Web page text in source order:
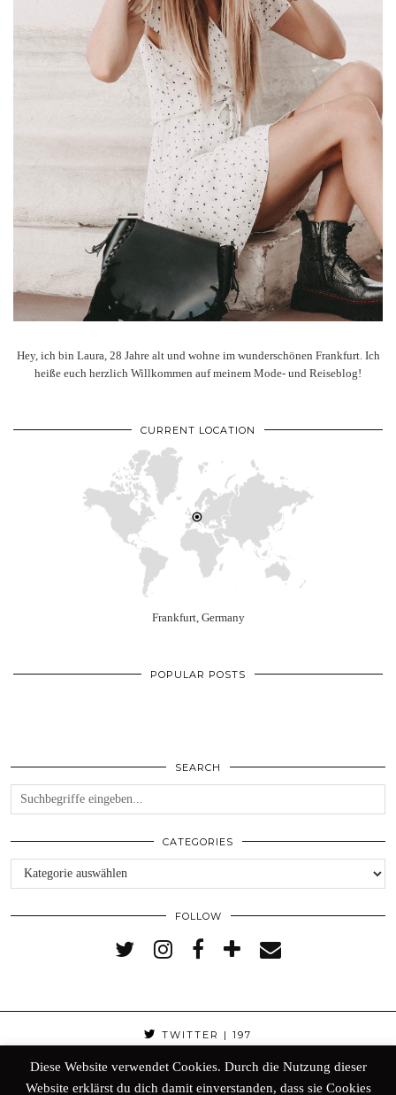
Hey, ich bin Laura, 28 Jahre alt und wohne im wunderschönen Frankfurt. Ich
heiße euch herzlich Willkommen auf meinem Mode- und Reiseblog!
CURRENT LOCATION
Frankfurt, Germany
POPULAR POSTS
SEARCH
CATEGORIES
Categories
FOLLOW
TWITTER | 197
Diese Website verwendet Cookies. Durch die Nutzung dieser
Website erklärst du dich damit einverstanden, dass sie Cookies